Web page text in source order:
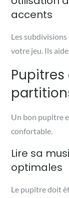
accents
Les
votre jeu. Ils
Un bon pupitre
confortable.
Lire sa
optimales
Le pupitre doit